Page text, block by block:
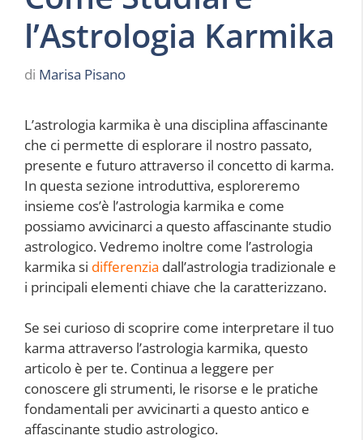
l’Astrologia Karmika
di Marisa Pisano
L’astrologia karmika è una disciplina affascinante
che ci permette di esplorare il nostro passato,
presente e futuro attraverso il concetto di karma.
In questa sezione introduttiva, esploreremo
insieme cos’è l’astrologia karmika e come
possiamo avvicinarci a questo affascinante studio
astrologico. Vedremo inoltre come l’astrologia
karmika si differenzia dall’astrologia tradizionale e
i principali elementi chiave che la caratterizzano.
Se sei curioso di scoprire come interpretare il tuo
karma attraverso l’astrologia karmika, questo
articolo è per te. Continua a leggere per
conoscere gli strumenti, le risorse e le pratiche
fondamentali per avvicinarti a questo antico e
affascinante studio astrologico.